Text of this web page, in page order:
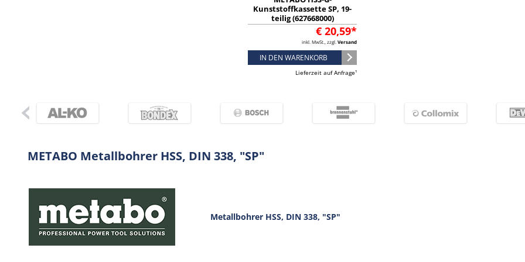
Kunststoffkassette SP, 19-
teilig (627668000)
€ 20,59*
inkl. MwSt., zzgl. Versand
IN DEN WARENKORB
Lieferzeit auf Anfrage¹
METABO Metallbohrer HSS, DIN 338, "SP"
Metallbohrer HSS, DIN 338, "SP"